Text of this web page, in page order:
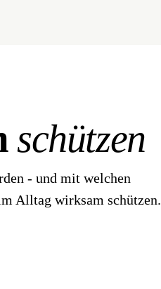
schützen
- und mit welchen
Alltag wirksam schützen.